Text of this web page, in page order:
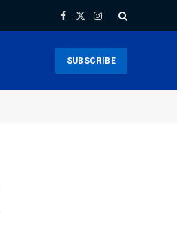
Facebook
X
Instagram
SUBSCRIBE